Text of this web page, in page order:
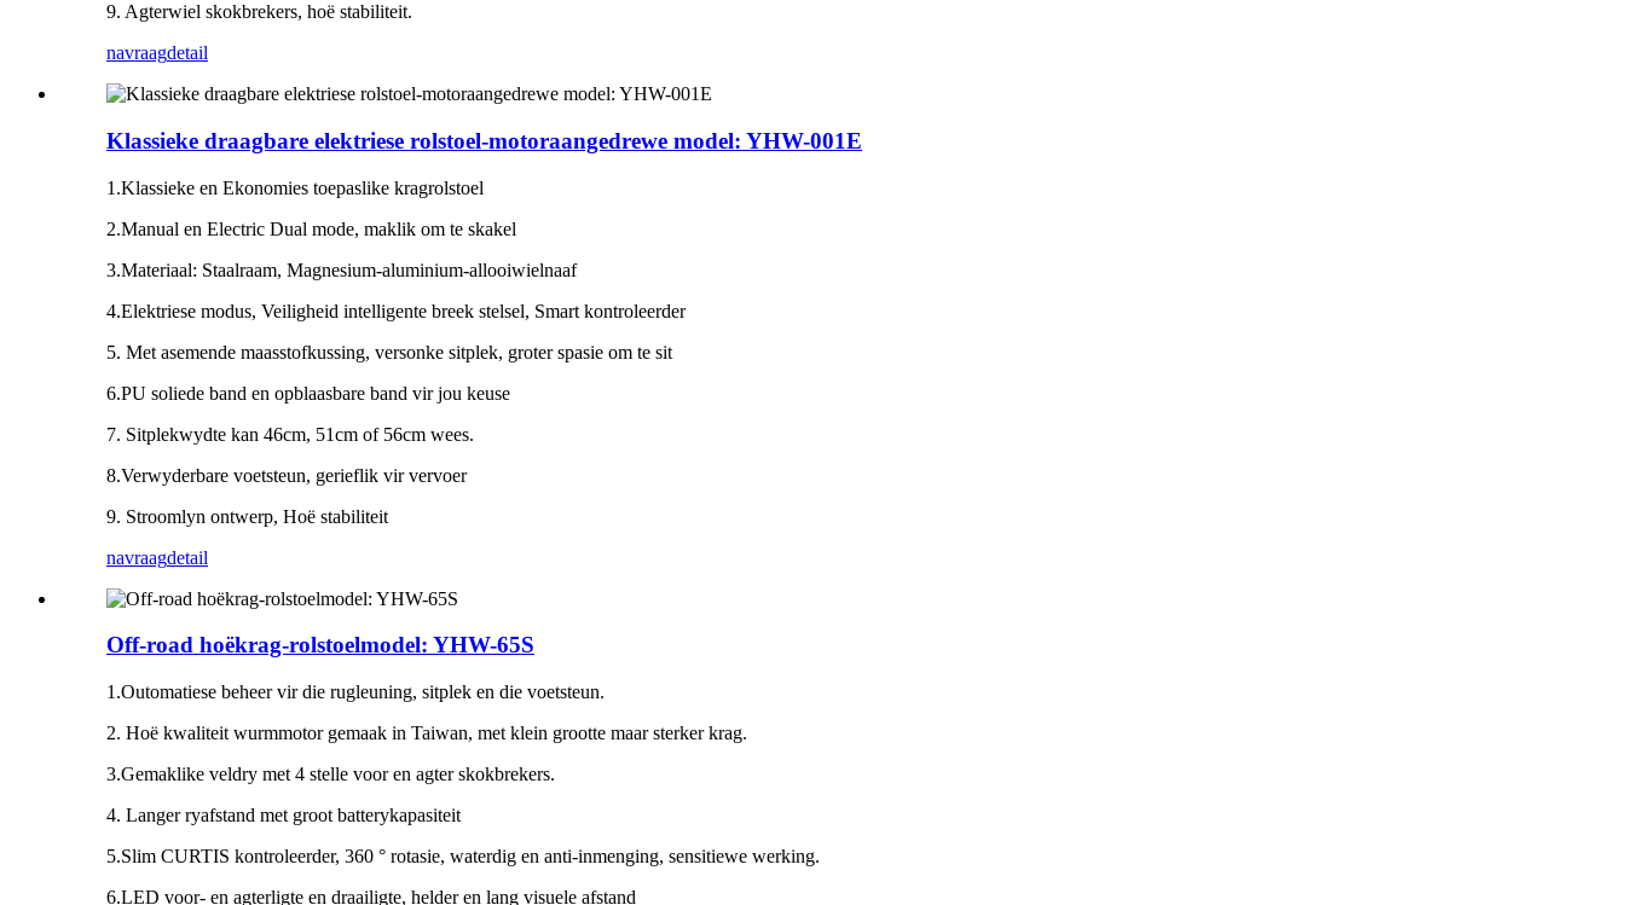
9. Agterwiel skokbrekers, hoë stabiliteit.
navraagdetail
Klassieke draagbare elektriese rolstoel-motoraangedrewe model: YHW-001E
1.Klassieke en Ekonomies toepaslike kragrolstoel
2.Manual en Electric Dual mode, maklik om te skakel
3.Materiaal: Staalraam, Magnesium-aluminium-allooiwielnaaf
4.Elektriese modus, Veiligheid intelligente breek stelsel, Smart kontroleerder
5. Met asemende maasstofkussing, versonke sitplek, groter spasie om te sit
6.PU soliede band en opblaasbare band vir jou keuse
7. Sitplekwydte kan 46cm, 51cm of 56cm wees.
8.Verwyderbare voetsteun, gerieflik vir vervoer
9. Stroomlyn ontwerp, Hoë stabiliteit
navraagdetail
Off-road hoëkrag-rolstoelmodel: YHW-65S
1.Outomatiese beheer vir die rugleuning, sitplek en die voetsteun.
2. Hoë kwaliteit wurmmotor gemaak in Taiwan, met klein grootte maar sterker krag.
3.Gemaklike veldry met 4 stelle voor en agter skokbrekers.
4. Langer ryafstand met groot batterykapasiteit
5.Slim CURTIS kontroleerder, 360 ° rotasie, waterdig en anti-inmenging, sensitiewe werking.
6.LED voor- en agterligte en draailigte, helder en lang visuele afstand